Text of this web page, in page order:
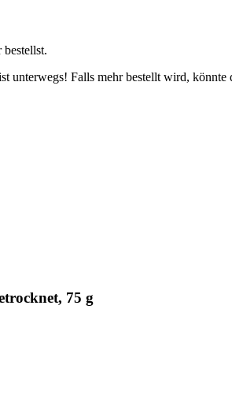
bestellst.
Falls mehr bestellt wird, könnte
75 g